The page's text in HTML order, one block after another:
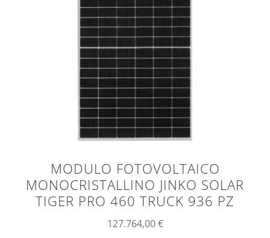
MODULO FOTOVOLTAICO
MONOCRISTALLINO JINKO SOLAR
TIGER PRO 460 TRUCK 936 PZ
127.764,00€